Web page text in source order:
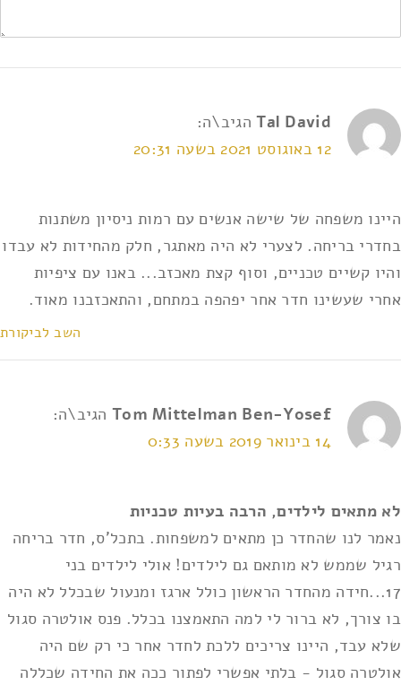
Tal David הגיב\ה:
12 באוגוסט 2021 בשעה 20:31
היינו משפחה של שישה אנשים עם רמות ניסיון משתנות
בחדרי בריחה. לצערי לא היה מאתגר, חלק מהחידות לא עבדו
והיו קשיים טכניים, וסוף קצת מאכזב... באנו עם ציפיות
אחרי שעשינו חדר אחר יפהפה במתחם, והתאכזבנו מאוד.
השב לביקורת
Tom Mittelman Ben-Yosef הגיב\ה:
14 בינואר 2019 בשעה 0:33
לא מתאים לילדים, הרבה בעיות טכניות
נאמר לנו שהחדר כן מתאים למשפחות. בתכל'ס, חדר בריחה
רגיל שממש לא מותאם גם לילדים! אולי לילדים בני
17...חידה מהחדר הראשון כולל ארגז ומנעול שבכלל לא היה
בו צורך, לא ברור לי למה התאמצנו בכלל. פנס אולטרה סגול
שלא עבד, היינו צריכים ללכת לחדר אחר כי רק שם היה
אולטרה סגול - בלתי אפשרי לפתור ככה את החידה שכללה